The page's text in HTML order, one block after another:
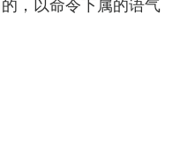
，以命令下属的语气